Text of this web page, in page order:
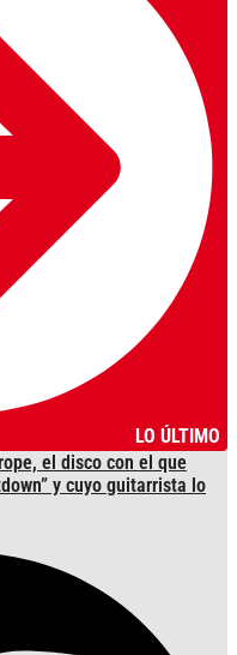
LO ÚLTIMO
el disco con el que
y cuyo guitarrista lo